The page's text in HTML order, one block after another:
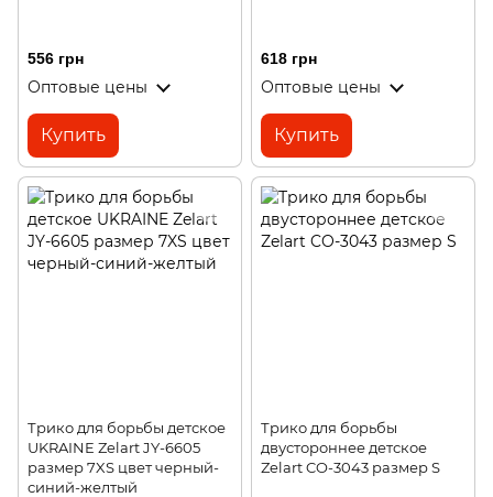
556 грн
Оптовые цены
Купить
618 грн
Оптовые цены
Купить
Трико для борьбы детское
UKRAINE Zelart JY-6605
размер 7XS цвет черный-
синий-желтый
Трико для борьбы
двустороннее детское
Zelart CO-3043 размер S